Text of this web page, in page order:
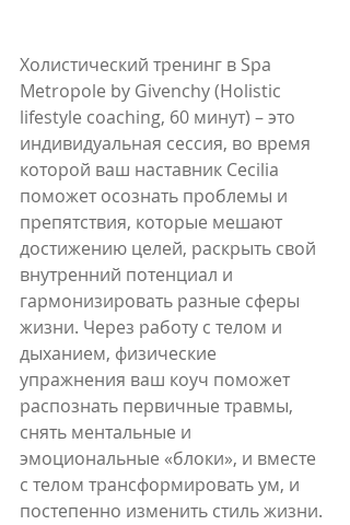
Холистический тренинг в Spa
Metropole by Givenchy (Holistic
lifestyle coaching, 60 минут) – это
индивидуальная сессия, во время
которой ваш наставник Cecilia
поможет осознать проблемы и
препятствия, которые мешают
достижению целей, раскрыть свой
внутренний потенциал и
гармонизировать разные сферы
жизни. Через работу с телом и
дыханием, физические
упражнения ваш коуч поможет
распознать первичные травмы,
снять ментальные и
эмоциональные «блоки», и вместе
с телом трансформировать ум, и
постепенно изменить стиль жизни.